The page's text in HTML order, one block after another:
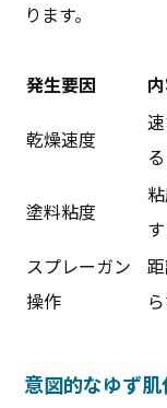
ります。
発生要因
乾燥速度
る
塗料粘度
スプレーガン
操作
意図的なゆず